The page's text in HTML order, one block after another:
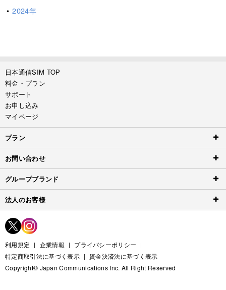
2024年
日本通信SIM TOP
料金・プラン
サポート
お申し込み
マイページ
プラン
お問い合わせ
グループブランド
法人のお客様
利用規定 企業情報
プライバシーポリシー
特定商取引法に基づく表示
資金決済法に基づく表示
Copyright© Japan Communications Inc. All Right Reserved